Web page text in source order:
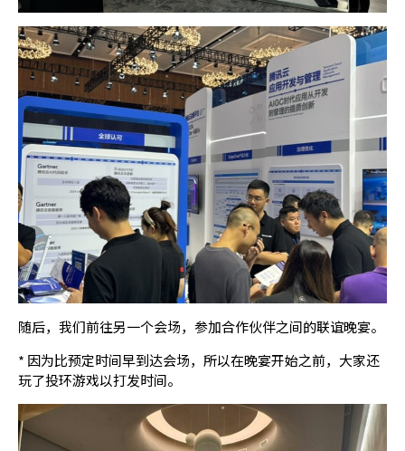
随后，我们前往另一个会场，参加合作伙伴之间的联谊晚宴。
* 因为比预定时间早到达会场，所以在晚宴开始之前，大家还
玩了投环游戏以打发时间。